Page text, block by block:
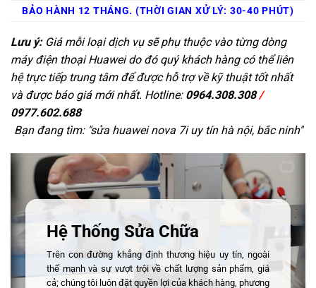
BẢO HÀNH 12 THÁNG. (THỜI GIAN XỬ LÝ: 30-40 PHÚT)
Lưu ý:Giá mỗi loại dịch vụ sẽ phụ thuộc vào từng dòng
máy điện thoại Huawei do đó quý khách hàng có thể liên
hệ trực tiếp trung tâm để được hỗ trợ về kỹ thuật tốt nhất
và được báo giá mới nhất. Hotline: 0964.308.308/
0977.602.688
Bạn đang tìm: "sửa huawei nova 7i uy tín hà nội, bắc ninh"
Hệ Thống Sửa Chữa
Trên con đường khẳng định thương hiệu uy tín, ngoài
thế mạnh và sự vượt trội về chất lượng sản phẩm, giá
cả; chúng tôi luôn đặt quyền lợi của khách hàng, phương